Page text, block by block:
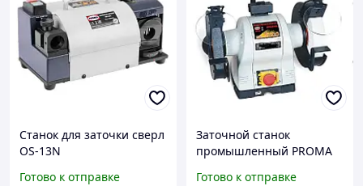
Станок для заточки сверл
OS-13N
Готово к отправке
Заточной станок
промышленный PROMA
Готово к отправке